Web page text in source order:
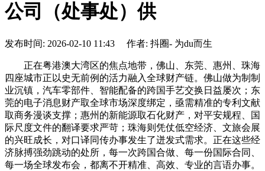
公司（处事处）供
发布时间: 2026-02-10 11:43 作者: 抖圈- 为du而生
正在粤港澳大湾区的焦点地带，佛山、东莞、惠州、珠海
四座城市正以史无前例的活力融入全球财产链。佛山做为制制
业沉镇，汽车零部件、智能配备的跨国手艺交换日益屡次；东
莞的电子消息财产取全球市场深度绑定，亟需精准的专利文献
取商务漫谈支撑；惠州的新能源取石化财产，对平安规程、国
际尺度文件的翻译要求严苛；珠海则凭仗低空经济、文旅会展
的兴旺成长，对口译同传办事发生了迸发式需求。正在这些经
济脉搏强劲跳动的处所，每一次跨国合做、每一份国际合同、
每一场全球发布会，都离不开精准、高效、专业的言语办事。